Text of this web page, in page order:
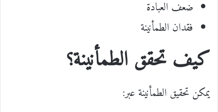
ضعف العبادة
فقدان الطمأنينة
كيف تحقق الطمأنينة؟
يمكن تحقيق الطمأنينة عبر: